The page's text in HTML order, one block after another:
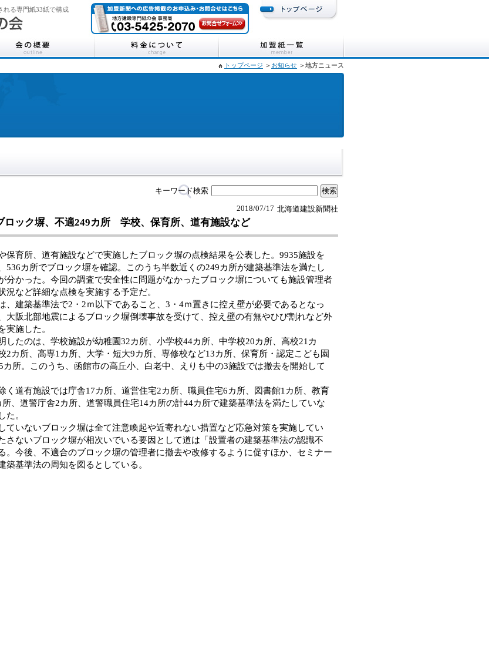
れる専門紙33紙で構成
トップページ ＞ お知らせ ＞地方ニュース
キーワード検索
北海道建設新聞社
2018/07/17
ロック塀、不適249カ所 学校、保育所、道有施設など
保育所、道有施設などで実施したブロック塀の点検結果を公表した。9935施設を
536カ所でブロック塀を確認。このうち半数近くの249カ所が建築基準法を満たし
分かった。今回の調査で安全性に問題がなかったブロック塀についても施設管理者
況など詳細な点検を実施する予定だ。
、建築基準法で2・2ｍ以下であること、3・4ｍ置きに控え壁が必要であるとなっ
大阪北部地震によるブロック塀倒壊事故を受けて、控え壁の有無やひび割れなど外
実施した。
したのは、学校施設が幼稚園32カ所、小学校44カ所、中学校20カ所、高校21カ
2カ所、高専1カ所、大学・短大9カ所、専修校など13カ所、保育所・認定こども園
カ所。このうち、函館市の高丘小、白老中、えりも中の3施設では撤去を開始して
く道有施設では庁舎17カ所、道営住宅2カ所、職員住宅6カ所、図書館1カ所、教育
、道警庁舎2カ所、道警職員住宅14カ所の計44カ所で建築基準法を満たしていな
た。
ていないブロック塀は全て注意喚起や近寄れない措置など応急対策を実施してい
さないブロック塀が相次いでいる要因として道は「設置者の建築基準法の認識不
。今後、不適合のブロック塀の管理者に撤去や改修するように促すほか、セミナー
築基準法の周知を図るとしている。